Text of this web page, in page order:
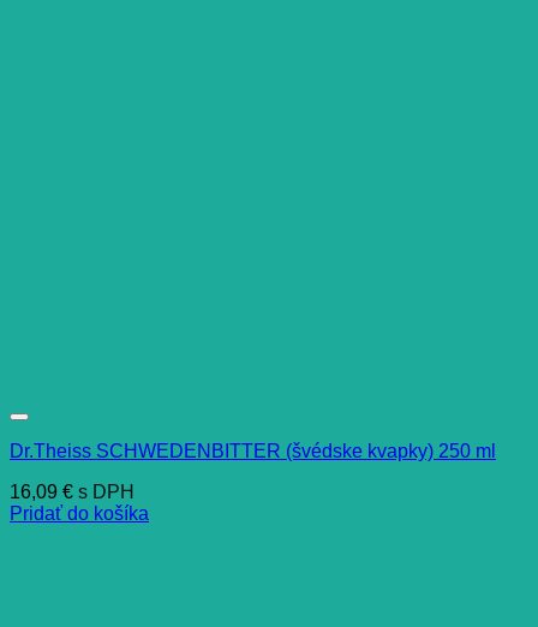
Dr.Theiss SCHWEDENBITTER (švédske kvapky) 250 ml
16,09 € s DPH
Pridať do košíka